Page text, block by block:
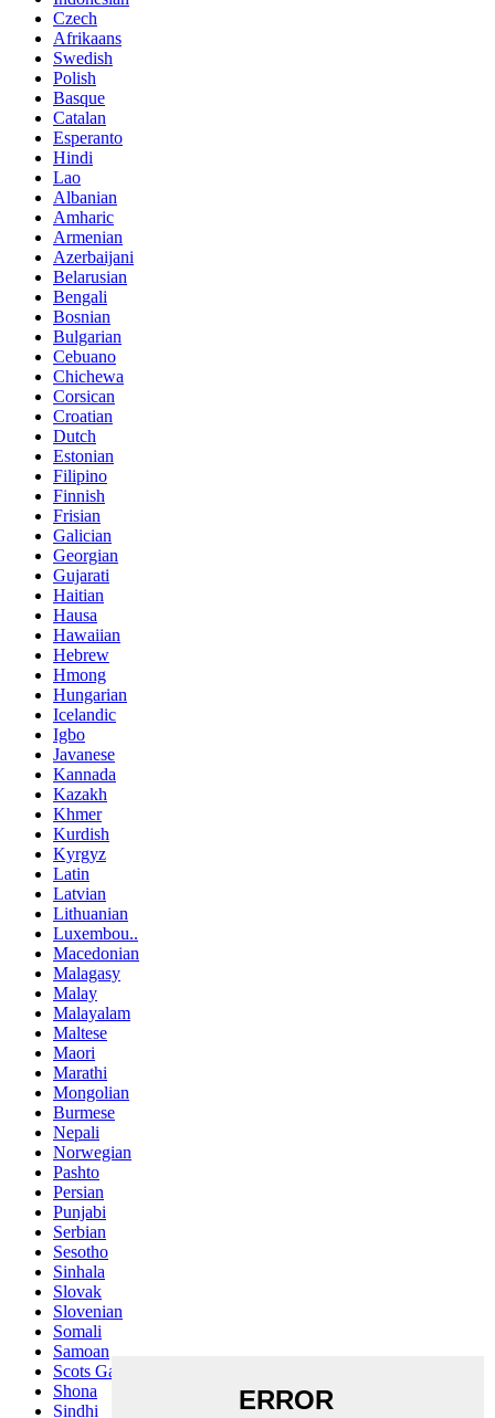
Czech
Afrikaans
Swedish
Polish
Basque
Catalan
Esperanto
Hindi
Lao
Albanian
Amharic
Armenian
Azerbaijani
Belarusian
Bengali
Bosnian
Bulgarian
Cebuano
Chichewa
Corsican
Croatian
Dutch
Estonian
Filipino
Finnish
Frisian
Galician
Georgian
Gujarati
Haitian
Hausa
Hawaiian
Hebrew
Hmong
Hungarian
Icelandic
Igbo
Javanese
Kannada
Kazakh
Khmer
Kurdish
Kyrgyz
Latin
Latvian
Lithuanian
Luxembou..
Macedonian
Malagasy
Malay
Malayalam
Maltese
Maori
Marathi
Mongolian
Burmese
Nepali
Norwegian
Pashto
Persian
Punjabi
Serbian
Sesotho
Sinhala
Slovak
Slovenian
Somali
Samoan
Scots Gaelic
Shona
Sindhi